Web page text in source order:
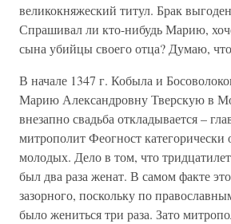
великокняжеский титул. Брак
Спрашивал ли кто-нибудь Марию,
сына убийцы своего отца? Думаю,
В начале 1347 г. Кобыла и
Марию Александровну Тверскую в
внезапно свадьба откладывается –
митрополит Феогност категорически
молодых. Дело в том, что
был два раза женат. В самом факте
зазорного, поскольку по
было жениться три раза. Зато